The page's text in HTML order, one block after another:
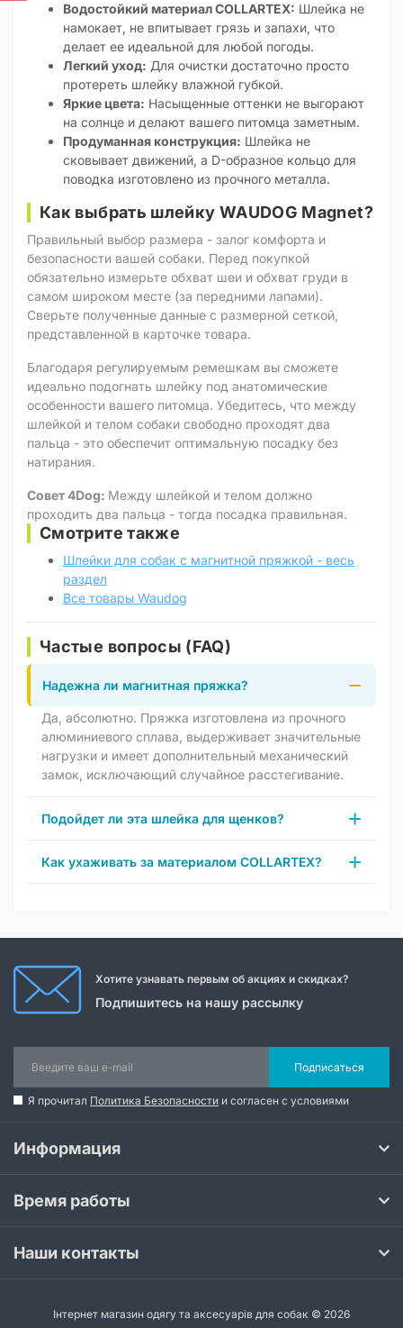
Водостойкий материал COLLARTEX: Шлейка не
намокает, не впитывает грязь и запахи, что
делает ее идеальной для любой погоды.
Легкий уход: Для очистки достаточно просто
протереть шлейку влажной губкой.
Яркие цвета: Насыщенные оттенки не выгорают
на солнце и делают вашего питомца заметным.
Продуманная конструкция: Шлейка не
сковывает движений, а D-образное кольцо для
поводка изготовлено из прочного металла.
Как выбрать шлейку WAUDOG Magnet?
Правильный выбор размера - залог комфорта и
безопасности вашей собаки. Перед покупкой
обязательно измерьте обхват шеи и обхват груди в
самом широком месте (за передними лапами).
Сверьте полученные данные с размерной сеткой,
представленной в карточке товара.
Благодаря регулируемым ремешкам вы сможете
идеально подогнать шлейку под анатомические
особенности вашего питомца. Убедитесь, что между
шлейкой и телом собаки свободно проходят два
пальца - это обеспечит оптимальную посадку без
натирания.
Совет 4Dog: Между шлейкой и телом должно
проходить два пальца - тогда посадка правильная.
Смотрите также
Шлейки для собак с магнитной пряжкой - весь
раздел
Все товары Waudog
Частые вопросы (FAQ)
Надежна ли магнитная пряжка?
Да, абсолютно. Пряжка изготовлена из прочного
алюминиевого сплава, выдерживает значительные
нагрузки и имеет дополнительный механический
замок, исключающий случайное расстегивание.
Подойдет ли эта шлейка для щенков?
Как ухаживать за материалом COLLARTEX?
Хотите узнавать первым об акциях и скидках?
Подпишитесь на нашу рассылку
Подписаться
Я прочитал Политика Безопасности и согласен с условиями
Информация
Время работы
Наши контакты
Інтернет магазин одягу та аксесуарів для собак © 2026